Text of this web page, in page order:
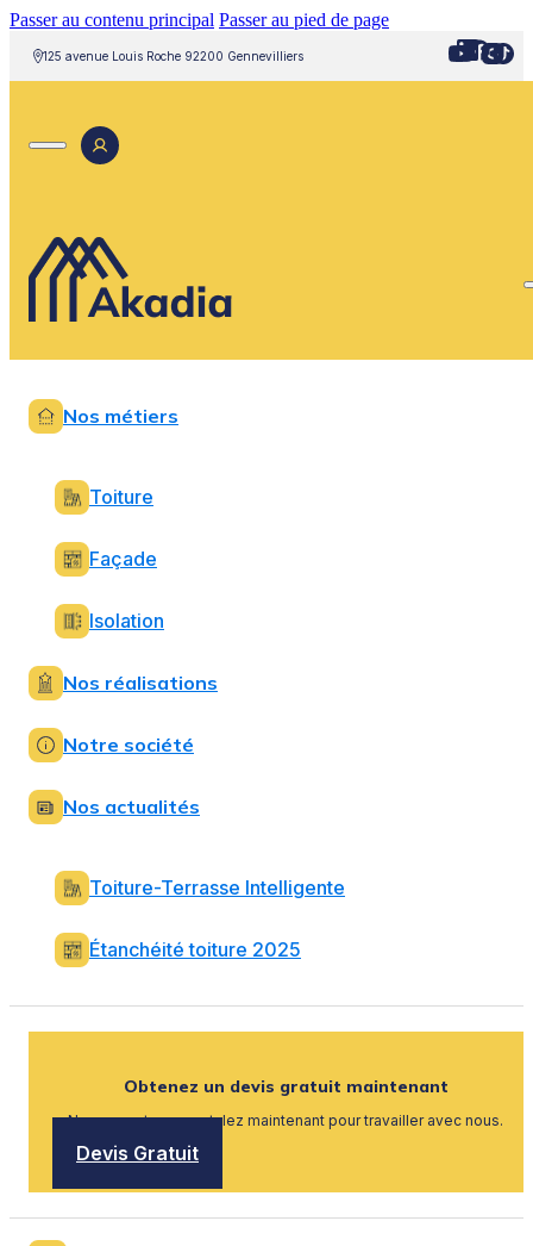
Passer au contenu principal Passer au pied de page
125 avenue Louis Roche 92200 Gennevilliers
Nos métiers
Toiture
Façade
Isolation
Nos réalisations
Notre société
Nos actualités
Toiture-Terrasse Intelligente
Étanchéité toiture 2025
Obtenez un devis gratuit maintenant
Nous recrutons, postulez maintenant pour travailler avec nous.
Devis Gratuit